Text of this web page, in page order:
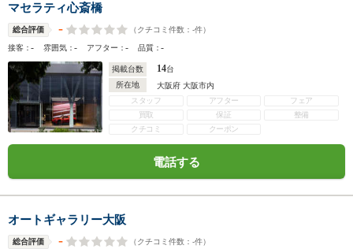
マセラティ心斎橋
総合評価 - （クチコミ件数： -件）
接客：- 雰囲気：- アフター：- 品質：-
掲載台数 14台
所在地
大阪府 大阪市内
スタッフ
アフター
フェア
買取
保証
整備
クチコミ
クーポン
電話する
オートギャラリー大阪
総合評価 - （クチコミ件数： -件）